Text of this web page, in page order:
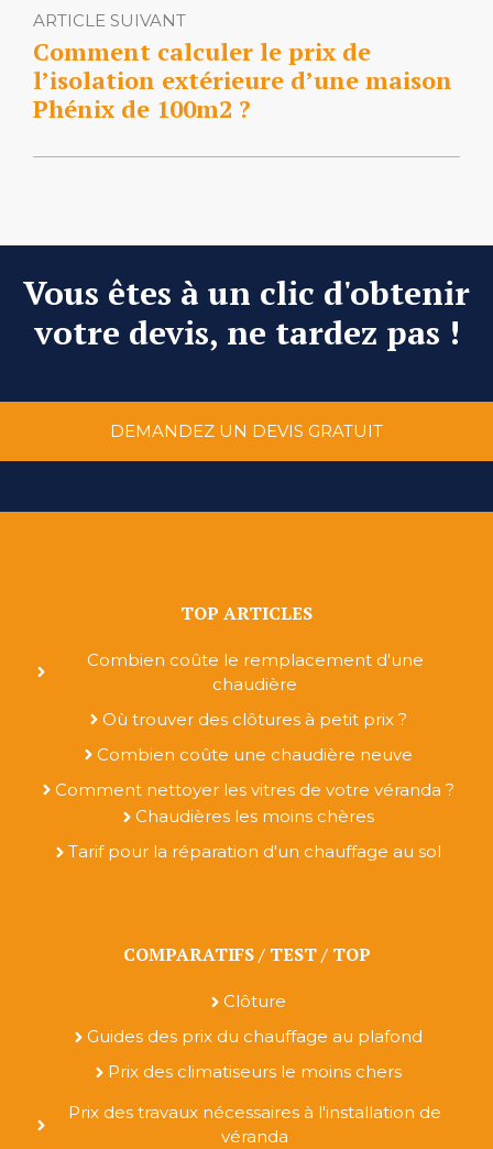
ARTICLE SUIVANT
Comment calculer le prix de
l’isolation extérieure d’une maison
Phénix de 100m2 ?
Vous êtes à un clic d'obtenir
votre devis, ne tardez pas !
DEMANDEZ UN DEVIS GRATUIT
TOP ARTICLES
Combien coûte le remplacement d'une
chaudière
Où trouver des clôtures à petit prix ?
Combien coûte une chaudière neuve
Comment nettoyer les vitres de votre véranda ?
Chaudières les moins chères
Tarif pour la réparation d'un chauffage au sol
COMPARATIFS / TEST / TOP
Clôture
Guides des prix du chauffage au plafond
Prix des climatiseurs le moins chers
Prix des travaux nécessaires à l'installation de
véranda